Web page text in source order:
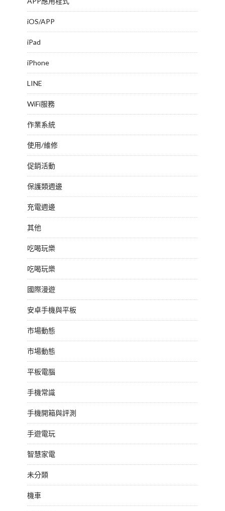
iOS/APP
iPad
iPhone
LINE
WiFi服務
作業系統
使用/維修
促銷活動
保護類週邊
充電週邊
其他
吃喝玩樂
吃喝玩樂
國際漫遊
安卓手機與平板
市場動態
市場動態
平板電腦
手機常識
手機開箱與評測
手遊電玩
智慧家電
未分類
機車